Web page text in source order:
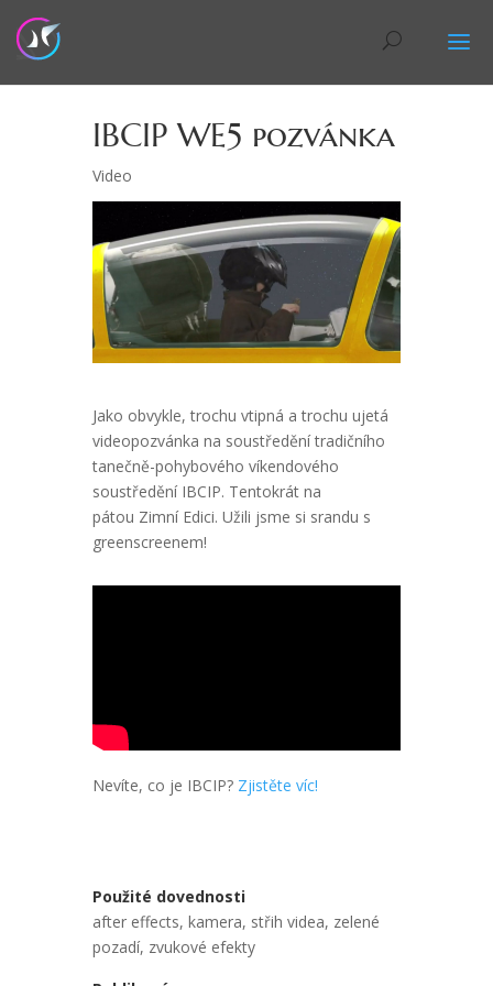
IBCIP WE5 pozvánka
Video
Jako obvykle, trochu vtipná a trochu ujetá
videopozvánka na soustředění tradičního
tanečně-pohybového víkendového
soustředění IBCIP. Tentokrát na
pátou Zimní Edici. Užili jsme si srandu s
greenscreenem!
Nevíte, co je IBCIP? Zjistěte víc!
Použité dovednosti
after effects, kamera, střih videa, zelené
pozadí, zvukové efekty